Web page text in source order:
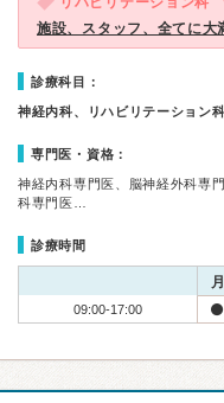
施設、スタッフ、全てに大
診療科目：
神経内科、リハビリテーション
専門医・資格：
神経内科専門医、脳神経外科専
科専門医…
診療時間
月
09:00-17:00